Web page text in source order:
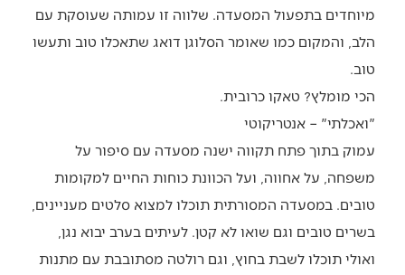
מיוחדים בתפעול המסעדה. שלווה זו עמותה שעוסקת עם
הלב, והמקום כמו שאומר הסלוגן דואג שתאכלו טוב ותעשו
טוב.
הכי מומלץ? טאקו כרובית.
"ואכלתי" – אנטריקוטי
עמוק בתוך פתח תקווה ישנה מסעדה עם סיפור על
משפחה, על אחווה, ועל הכוונת כוחות החיים למקומות
טובים. במסעדה המסורתית תוכלו למצוא סלטים מעניינים,
בשרים טובים וגם שואו לא קטן. לעיתים בערב יבוא נגן,
ואולי תוכלו לשבת בחוץ, וגם רולטה מסתובבת עם מתנות